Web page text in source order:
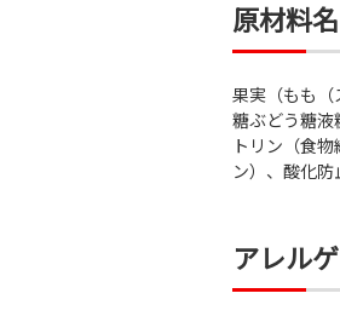
原材料名
果実（もも（
糖ぶどう糖液
トリン（食
ン）、酸化防
アレル